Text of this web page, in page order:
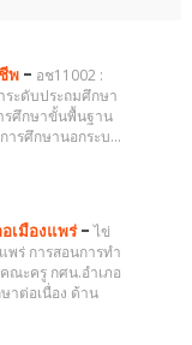
พ - อช11002 :
ระดับประถมศึกษา
รศึกษาขั้นพื้นฐาน
ารศึกษานอกระบ...
เมืองแพร่-ไข่
พร่ การสอนการทำ
ณะครู กศน.อำเภอ
าต่อเนื่อง ด้าน